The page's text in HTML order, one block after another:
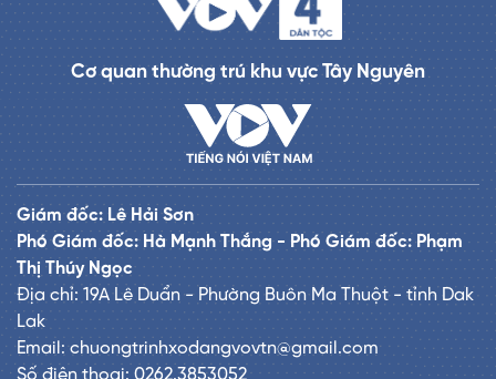
Cơ quan thường trú khu vực Tây Nguyên
Giám đốc: Lê Hải Sơn
Phó Giám đốc: Hà Mạnh Thắng - Phó Giám đốc: Phạm
Thị Thúy Ngọc
Địa chỉ: 19A Lê Duẩn - Phường Buôn Ma Thuột - tỉnh Dak
Lak
Email: chuongtrinhxodangvovtn@gmail.com
Số điện thoại: 0262.3853052